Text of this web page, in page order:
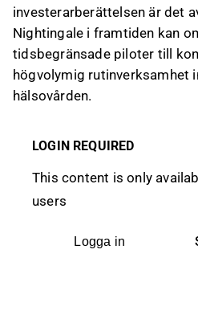
investerarberättelsen är det
Nightingale i framtiden kan
tidsbegränsade piloter till
högvolymig rutinverksamhet
hälsovården.
LOGIN REQUIRED
This content is only
users
Logga in